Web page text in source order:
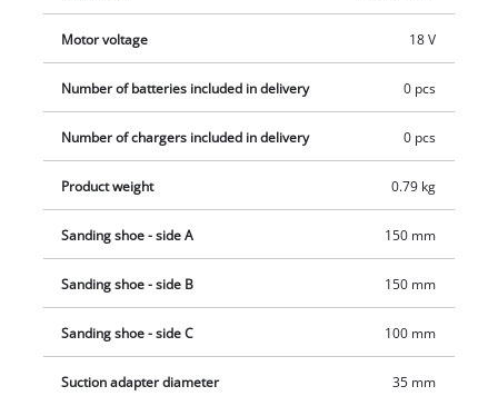
Motor voltage 18 V
Number of batteries included in delivery 0 pcs
Number of chargers included in delivery 0 pcs
Product weight 0.79 kg
Sanding shoe - side A 150 mm
Sanding shoe - side B 150 mm
Sanding shoe - side C 100 mm
Suction adapter diameter 35 mm